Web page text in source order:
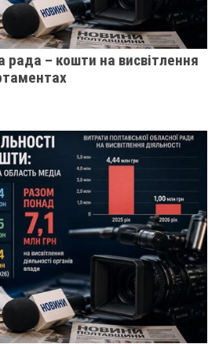
рада – кошти на висвітлення